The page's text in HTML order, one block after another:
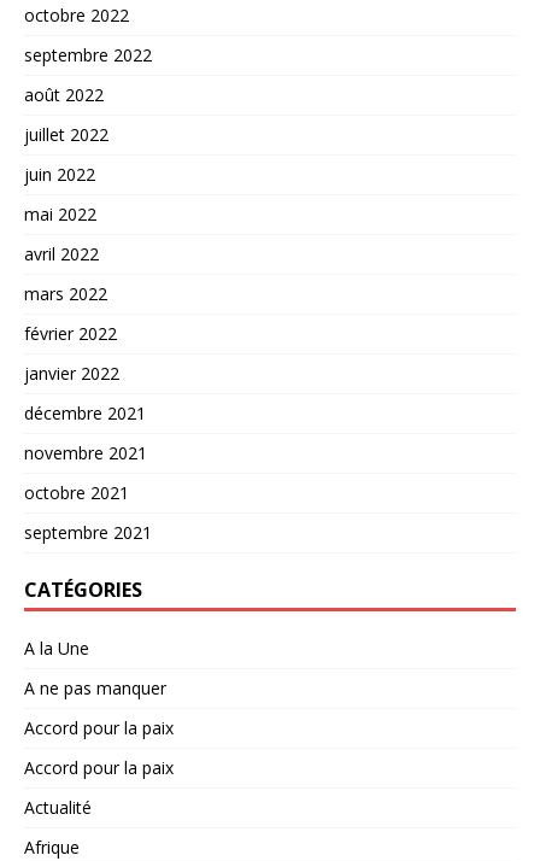
octobre 2022
septembre 2022
août 2022
juillet 2022
juin 2022
mai 2022
avril 2022
mars 2022
février 2022
janvier 2022
décembre 2021
novembre 2021
octobre 2021
septembre 2021
CATÉGORIES
A la Une
A ne pas manquer
Accord pour la paix
Accord pour la paix
Actualité
Afrique